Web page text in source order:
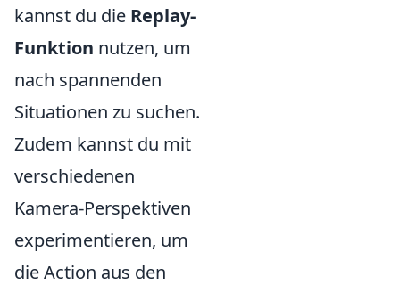
kannst du die Replay-
Funktion nutzen, um
nach spannenden
Situationen zu suchen.
Zudem kannst du mit
verschiedenen
Kamera-Perspektiven
experimentieren, um
die Action aus den